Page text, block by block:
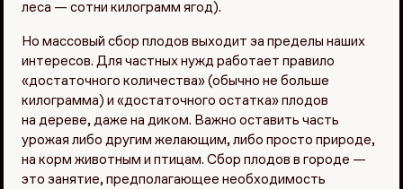
леса — сотни килограмм ягод).
Но массовый сбор плодов выходит за пределы наших
интересов. Для частных нужд работает правило
«достаточного количества» (обычно не больше
килограмма) и «достаточного остатка» плодов
на дереве, даже на диком. Важно оставить часть
урожая либо другим желающим, либо просто природе,
на корм животным и птицам. Сбор плодов в городе —
это занятие, предполагающее необходимость